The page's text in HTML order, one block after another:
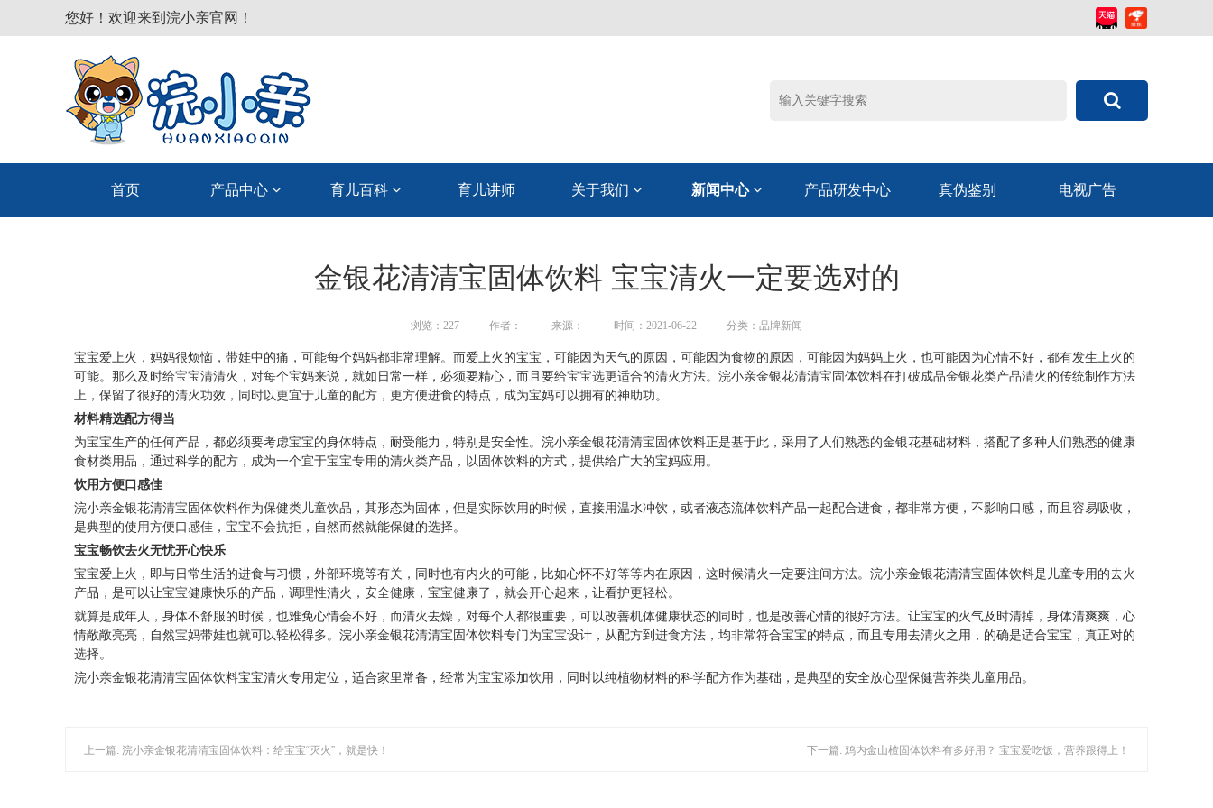
您好！欢迎来到浣小亲官网！
首页 产品中心 育儿百科 育儿讲师 关于我们 新闻中心 产品研发中心 真伪鉴别 电视广告
金银花清清宝固体饮料 宝宝清火一定要选对的
浏览： 227 作者： 来源： 时间：2021-06-22 分类：品牌新闻
宝宝爱上火，妈妈很烦恼，带娃中的痛，可能每个妈妈都非常理解。而爱上火的宝宝，可能因为天气的原因，可能因为食物的原因，可能因为妈妈上火，也可能因为心情不好，都有发生上火的
可能。那么及时给宝宝清清火，对每个宝妈来说，就如日常一样，必须要精心，而且要给宝宝选更适合的清火方法。浣小亲金银花清清宝固体饮料在打破成品金银花类产品清火的传统制作方法
上，保留了很好的清火功效，同时以更宜于儿童的配方，更方便进食的特点，成为宝妈可以拥有的神助功。
材料精选配方得当
为宝宝生产的任何产品，都必须要考虑宝宝的身体特点，耐受能力，特别是安全性。浣小亲金银花清清宝固体饮料正是基于此，采用了人们熟悉的金银花基础材料，搭配了多种人们熟悉的健康
食材类用品，通过科学的配方，成为一个宜于宝宝专用的清火类产品，以固体饮料的方式，提供给广大的宝妈应用。
饮用方便口感佳
浣小亲金银花清清宝固体饮料作为保健类儿童饮品，其形态为固体，但是实际饮用的时候，直接用温水冲饮，或者液态流体饮料产品一起配合进食，都非常方便，不影响口感，而且容易吸收，
是典型的使用方便口感佳，宝宝不会抗拒，自然而然就能保健的选择。
宝宝畅饮去火无忧开心快乐
宝宝爱上火，即与日常生活的进食与习惯，外部环境等有关，同时也有内火的可能，比如心怀不好等等内在原因，这时候清火一定要注间方法。浣小亲金银花清清宝固体饮料是儿童专用的去火
产品，是可以让宝宝健康快乐的产品，调理性清火，安全健康，宝宝健康了，就会开心起来，让看护更轻松。
就算是成年人，身体不舒服的时候，也难免心情会不好，而清火去燥，对每个人都很重要，可以改善机体健康状态的同时，也是改善心情的很好方法。让宝宝的火气及时清掉，身体清爽爽，心
情敞敞亮亮，自然宝妈带娃也就可以轻松得多。浣小亲金银花清清宝固体饮料专门为宝宝设计，从配方到进食方法，均非常符合宝宝的特点，而且专用去清火之用，的确是适合宝宝，真正对的
选择。
浣小亲金银花清清宝固体饮料宝宝清火专用定位，适合家里常备，经常为宝宝添加饮用，同时以纯植物材料的科学配方作为基础，是典型的安全放心型保健营养类儿童用品。
上一篇: 浣小亲金银花清清宝固体饮料：给宝宝“灭火”，就是快！ 下一篇: 鸡内金山楂固体饮料有多好用？ 宝宝爱吃饭，营养跟得上！